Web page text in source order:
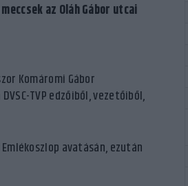
az Oláh Gábor utcai
Komáromi Gábor
TVP edzőiből, vezetőiből,
avatásán, ezután